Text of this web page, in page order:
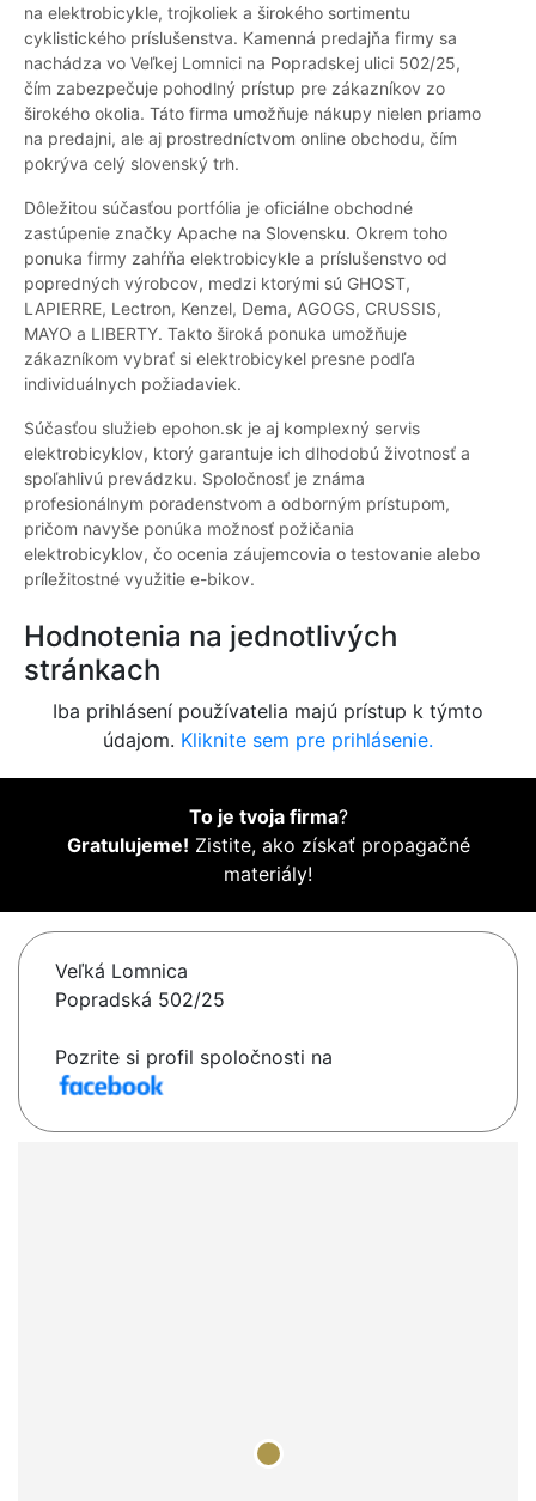
na elektrobicykle, trojkoliek a širokého sortimentu
cyklistického príslušenstva. Kamenná predajňa firmy sa
nachádza vo Veľkej Lomnici na Popradskej ulici 502/25,
čím zabezpečuje pohodlný prístup pre zákazníkov zo
širokého okolia. Táto firma umožňuje nákupy nielen priamo
na predajni, ale aj prostredníctvom online obchodu, čím
pokrýva celý slovenský trh.
Dôležitou súčasťou portfólia je oficiálne obchodné
zastúpenie značky Apache na Slovensku. Okrem toho
ponuka firmy zahŕňa elektrobicykle a príslušenstvo od
popredných výrobcov, medzi ktorými sú GHOST,
LAPIERRE, Lectron, Kenzel, Dema, AGOGS, CRUSSIS,
MAYO a LIBERTY. Takto široká ponuka umožňuje
zákazníkom vybrať si elektrobicykel presne podľa
individuálnych požiadaviek.
Súčasťou služieb epohon.sk je aj komplexný servis
elektrobicyklov, ktorý garantuje ich dlhodobú životnosť a
spoľahlivú prevádzku. Spoločnosť je známa
profesionálnym poradenstvom a odborným prístupom,
pričom navyše ponúka možnosť požičania
elektrobicyklov, čo ocenia záujemcovia o testovanie alebo
príležitostné využitie e-bikov.
Hodnotenia na jednotlivých
stránkach
Iba prihlásení používatelia majú prístup k týmto
údajom. Kliknite sem pre prihlásenie.
To je tvoja firma?
Gratulujeme! Zistite, ako získať propagačné
materiály!
Veľká Lomnica
Popradská 502/25
Pozrite si profil spoločnosti na